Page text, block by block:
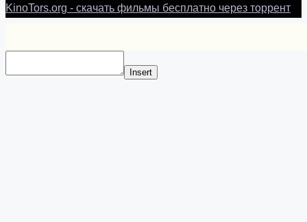
KinoTors.org - скачать фильмы бесплатно через торрент
Insert